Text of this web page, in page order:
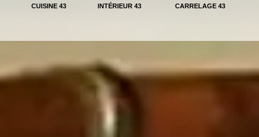
CUISINE 43
INTÉRIEUR 43
CARRELAGE 43